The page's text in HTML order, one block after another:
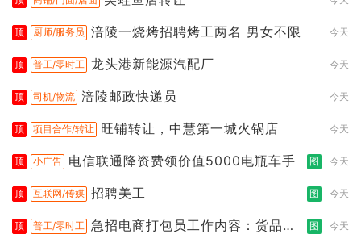
顶 厨师/服务员 涪陵一烧烤招聘烤工两名 男女不限 今天
顶 普工/零时工 龙头港新能源汽配厂 今天
顶 司机/物流 涪陵邮政快递员 今天
顶 项目合作/转让 旺铺转让，中慧第一城火锅店 今天
顶 小广告 电信联通降资费领价值5000电瓶车手 图 今天
顶 互联网/传媒 招聘美工 图 今天
顶 普工/零时工 急招电商打包员工作内容：货品分
图 今天